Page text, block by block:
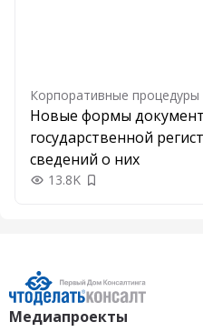
Корпоративные процедуры
Новые формы
государственной
сведений о них
13.8K Добавить в
Медиапроекты